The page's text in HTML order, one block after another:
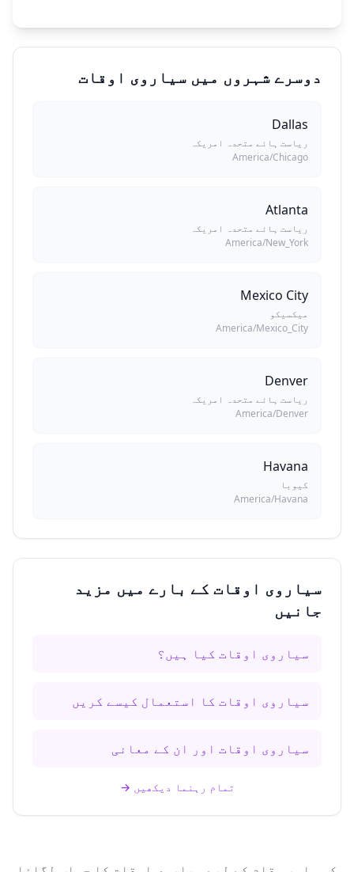
دوسرے شہروں میں سیاروی اوقات
Dallas
ریاست ہائے متحدہ امریکہ
America/Chicago
Atlanta
ریاست ہائے متحدہ امریکہ
America/New_York
Mexico City
میکسیکو
America/Mexico_City
Denver
ریاست ہائے متحدہ امریکہ
America/Denver
Havana
کیوبا
America/Havana
سیاروی اوقات کے بارے میں مزید
جانیں
سیاروی اوقات کیا ہیں؟
سیاروی اوقات کا استعمال کیسے کریں
سیاروی اوقات اور ان کے معانی
تمام رہنما دیکھیں →